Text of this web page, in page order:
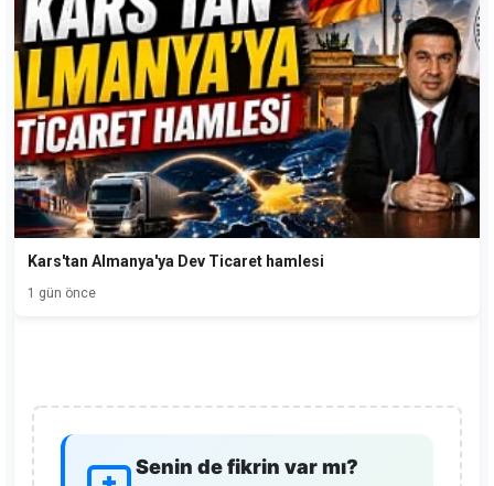
Kars'tan Almanya'ya Dev Ticaret hamlesi
1 gün önce
Senin de fikrin var mı?